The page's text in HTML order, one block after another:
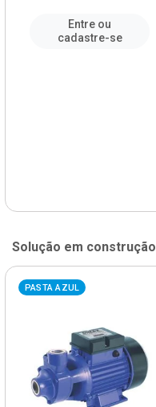
Entre ou
cadastre-se
Solução em construção
PASTA AZUL